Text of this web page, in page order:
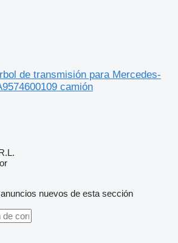
de transmisión para Mercedes-
camión
nuevos de esta sección